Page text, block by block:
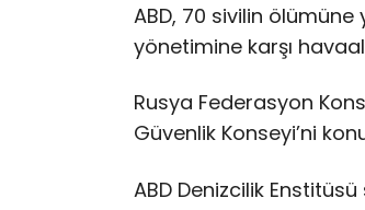
ABD, 70 sivilin
yönetimine karşı
Rusya Federasyon
Güvenlik Konseyi’ni
ABD Denizcilik